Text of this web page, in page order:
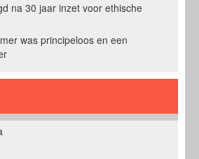
na 30 jaar inzet voor ethische
was principeloos en een